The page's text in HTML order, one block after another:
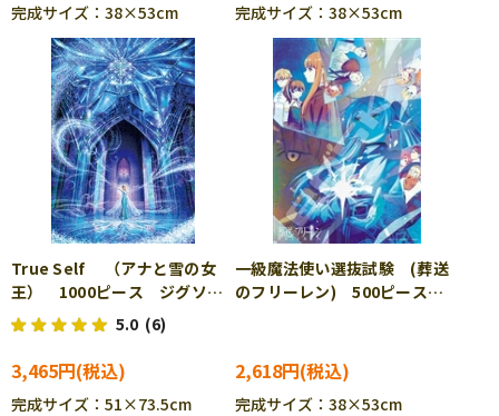
完成サイズ：38×53cm 完成サイズ：38×53cm
True Self （アナと雪の女
王） 1000ピース ジグソー
パズル TEN-D1000-895
5.0 (6)
3,465円
完成サイズ：51×73.5cm
一級魔法使い選抜試験 (葬送
のフリーレン) 500ピース
2,618円
完成サイズ：38×53cm